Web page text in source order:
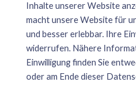
Inhalte unserer Website
macht unsere Website für
und besser erlebbar. Ihre
widerrufen. Nähere
Einwilligung finden Sie
oder am Ende dieser